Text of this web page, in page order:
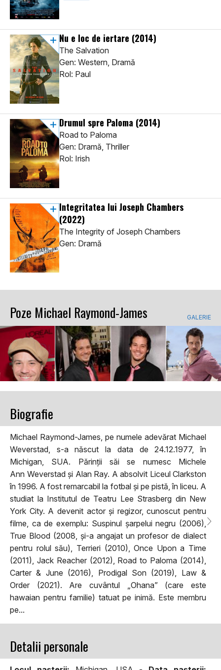
Nu e loc de iertare (2014)
The Salvation
Gen: Western, Dramă
Rol: Paul
Drumul spre Paloma (2014)
Road to Paloma
Gen: Dramă, Thriller
Rol: Irish
Integritatea lui Joseph Chambers
(2022)
The Integrity of Joseph Chambers
Gen: Dramă
Poze Michael Raymond-James GALERIE
Biografie
Michael Raymond-James, pe numele adevărat Michael
Weverstad, s-a născut la data de 24.12.1977, în
Michigan, SUA. Părinții săi se numesc Michele
Ann Weverstad și Alan Ray. A absolvit Liceul Clarkston
în 1996. A fost remarcabil la fotbal și pe pistă, în liceu. A
studiat la Institutul de Teatru Lee Strasberg din New
York City. A devenit actor și regizor, cunoscut pentru
filme, ca de exemplu: Suspinul șarpelui negru (2006),
True Blood (2008, și-a angajat un profesor de dialect
pentru rolul său), Terrieri (2010), Once Upon a Time
(2011), Jack Reacher (2012), Road to Paloma (2014),
Carter & June (2016), Prodigal Son (2019), Law &
Order (2021). Are cuvântul „Ohana” (care este
hawaian pentru familie) tatuat pe inimă. Este membru
pe...
Detalii personale